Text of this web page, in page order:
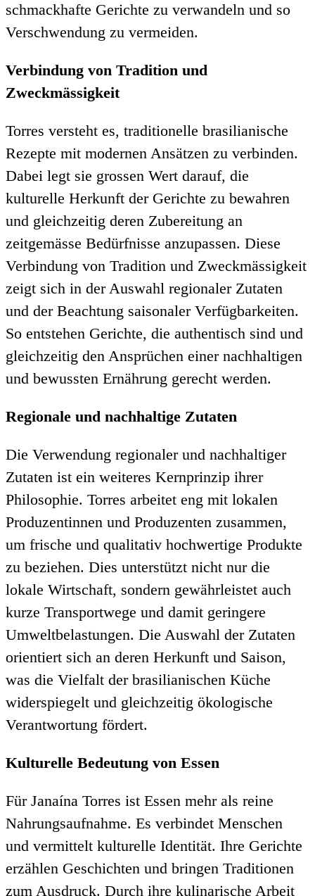
schmackhafte Gerichte zu verwandeln und so
Verschwendung zu vermeiden.
Verbindung von Tradition und
Zweckmässigkeit
Torres versteht es, traditionelle brasilianische
Rezepte mit modernen Ansätzen zu verbinden.
Dabei legt sie grossen Wert darauf, die
kulturelle Herkunft der Gerichte zu bewahren
und gleichzeitig deren Zubereitung an
zeitgemässe Bedürfnisse anzupassen. Diese
Verbindung von Tradition und Zweckmässigkeit
zeigt sich in der Auswahl regionaler Zutaten
und der Beachtung saisonaler Verfügbarkeiten.
So entstehen Gerichte, die authentisch sind und
gleichzeitig den Ansprüchen einer nachhaltigen
und bewussten Ernährung gerecht werden.
Regionale und nachhaltige Zutaten
Die Verwendung regionaler und nachhaltiger
Zutaten ist ein weiteres Kernprinzip ihrer
Philosophie. Torres arbeitet eng mit lokalen
Produzentinnen und Produzenten zusammen,
um frische und qualitativ hochwertige Produkte
zu beziehen. Dies unterstützt nicht nur die
lokale Wirtschaft, sondern gewährleistet auch
kurze Transportwege und damit geringere
Umweltbelastungen. Die Auswahl der Zutaten
orientiert sich an deren Herkunft und Saison,
was die Vielfalt der brasilianischen Küche
widerspiegelt und gleichzeitig ökologische
Verantwortung fördert.
Kulturelle Bedeutung von Essen
Für Janaína Torres ist Essen mehr als reine
Nahrungsaufnahme. Es verbindet Menschen
und vermittelt kulturelle Identität. Ihre Gerichte
erzählen Geschichten und bringen Traditionen
zum Ausdruck. Durch ihre kulinarische Arbeit